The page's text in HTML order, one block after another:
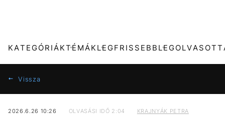
KATEGÓRIÁKTÉMÁKLEGFRISSEBB
Vissza
2026.6.26 10:26 OLVASÁSI IDŐ 2:04 KRAJNYÁK PETRA